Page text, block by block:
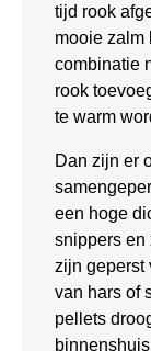
tijd rook
mooie zalm
combinatie
rook
te warm
Dan zijn er
een hoge
snippers en
zijn geperst
van hars of
pellets